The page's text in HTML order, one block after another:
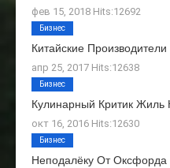
фев 15, 2018 Hits:12692
Китайские
апр 25, 2017 Hits:12638
Бизнес
Кулинарный Критик
окт 16, 2016 Hits:12630
Бизнес
Неподалёку От
Бизнес